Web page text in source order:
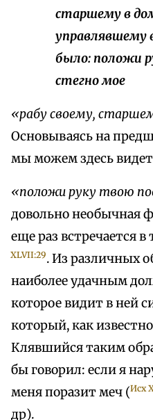
старшему в
управлявшему
было: положи
стегно мое
«рабу своему,
Основываясь на
мы можем здесь
«положи руку твою
довольно необычная
еще раз встречается
XLVII:29. Из различных
наиболее удачным
которое видит в ней
который, как
Клявшийся таким
бы говорил: если я
меня поразит меч (Исх
др).